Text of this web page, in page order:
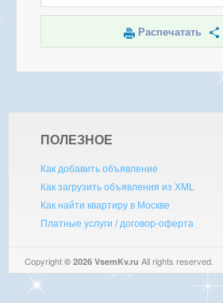
Распечатать
ПОЛЕЗНОЕ
Как добавить объявление
Как загрузить объявления из XML
Как найти квартиру в Москве
Платные услуги / договор-оферта
Copyright © 2026 VsemKv.ru All rights reserved.